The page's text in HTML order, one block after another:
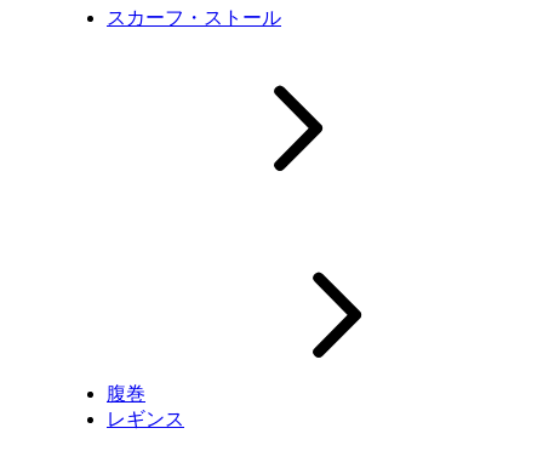
スカーフ・ストール
腹巻
レギンス